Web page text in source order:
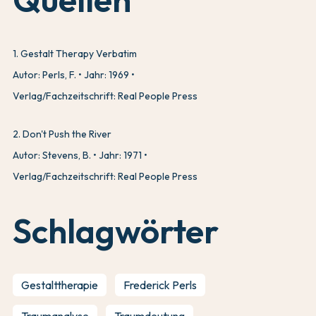
1. Gestalt Therapy Verbatim
Autor: Perls, F.
Jahr: 1969
Verlag/Fachzeitschrift: Real People Press
2. Don't Push the River
Autor: Stevens, B.
Jahr: 1971
Verlag/Fachzeitschrift: Real People Press
Schlagwörter
Gestalttherapie Frederick Perls